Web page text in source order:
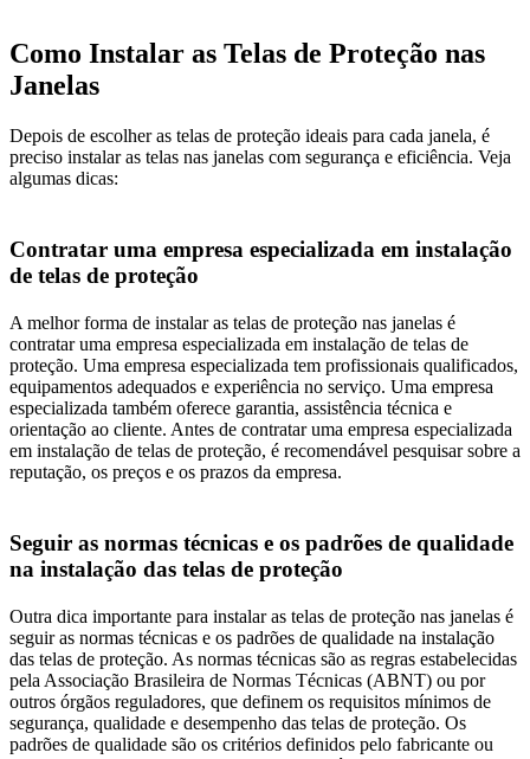
Como Instalar as Telas de Proteção nas
Janelas
Depois de escolher as telas de proteção ideais para cada janela, é
preciso instalar as telas nas janelas com segurança e eficiência. Veja
algumas dicas:
Contratar uma empresa especializada em instalação
de telas de proteção
A melhor forma de instalar as telas de proteção nas janelas é
contratar uma empresa especializada em instalação de telas de
proteção. Uma empresa especializada tem profissionais qualificados,
equipamentos adequados e experiência no serviço. Uma empresa
especializada também oferece garantia, assistência técnica e
orientação ao cliente. Antes de contratar uma empresa especializada
em instalação de telas de proteção, é recomendável pesquisar sobre a
reputação, os preços e os prazos da empresa.
Seguir as normas técnicas e os padrões de qualidade
na instalação das telas de proteção
Outra dica importante para instalar as telas de proteção nas janelas é
seguir as normas técnicas e os padrões de qualidade na instalação
das telas de proteção. As normas técnicas são as regras estabelecidas
pela Associação Brasileira de Normas Técnicas (ABNT) ou por
outros órgãos reguladores, que definem os requisitos mínimos de
segurança, qualidade e desempenho das telas de proteção. Os
padrões de qualidade são os critérios definidos pelo fabricante ou